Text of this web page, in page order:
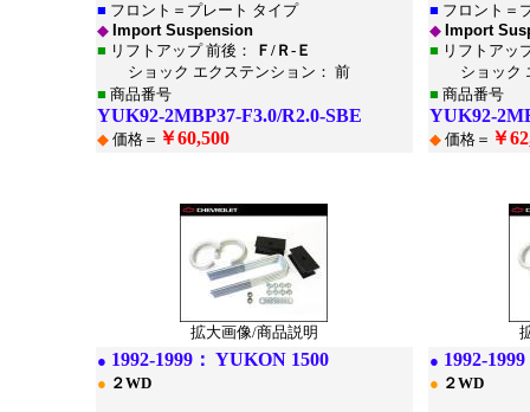
■ フロント＝プレート タイプ
◆ Import Suspension
■ リフトアップ 前後：
Ｆ/Ｒ-Ｅ
ショック エクステンション： 前
■ 商品番号
YUK92-2MBP37-F3.0/R2.0-SBE
◆価格＝ ￥60,500
■ フロント＝
◆ Import
■ リフトアッ
ショック
■ 商品番号
YUK92-
◆価格＝ ￥
拡大画像/商品説明
● 1992-1999： YUKON 1500
● ２WD
● 1992-1999
● ２WD